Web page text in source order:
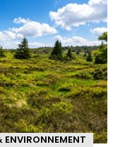
ENVIRONNEMENT